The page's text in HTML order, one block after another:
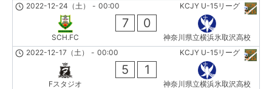
KCJY U-15リーグ
2022-12-24（土） - 00:00
SCH.FC
7 0
神奈川県立横浜氷取沢高校
KCJY U-15リーグ
2022-12-17（土） - 00:00
Fスタジオ
5 1
神奈川県立横浜氷取沢高校